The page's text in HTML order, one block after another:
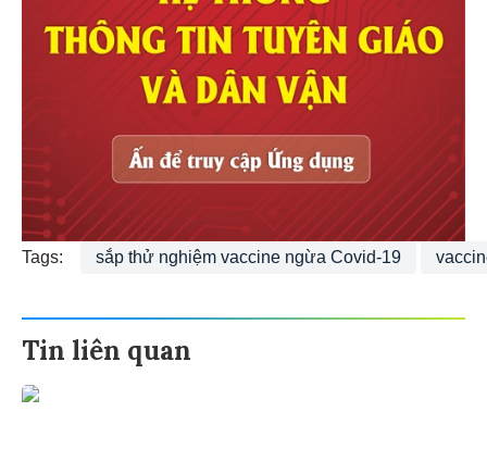
Tags: sắp thử nghiệm vaccine ngừa Covid-19
Tin liên quan